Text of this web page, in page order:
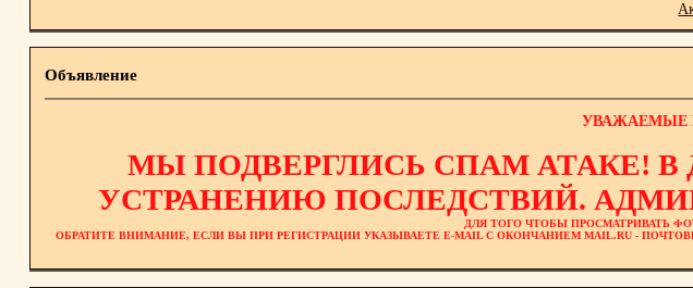
Объявление
УВАЖАЕМЫЕ
МЫ ПОДВЕРГЛИСЬ СПАМ АТАКЕ!
УСТРАНЕНИЮ ПОСЛЕДСТВИЙ.
ДЛЯ ТОГО ЧТОБЫ ПРОСМАТРИВАТЬ
ОБРАТИТЕ ВНИМАНИЕ, ЕСЛИ ВЫ ПРИ РЕГИСТРАЦИИ УКАЗЫВАЕТЕ E-MAIL С ОКОНЧАНИЕМ MAIL.RU -